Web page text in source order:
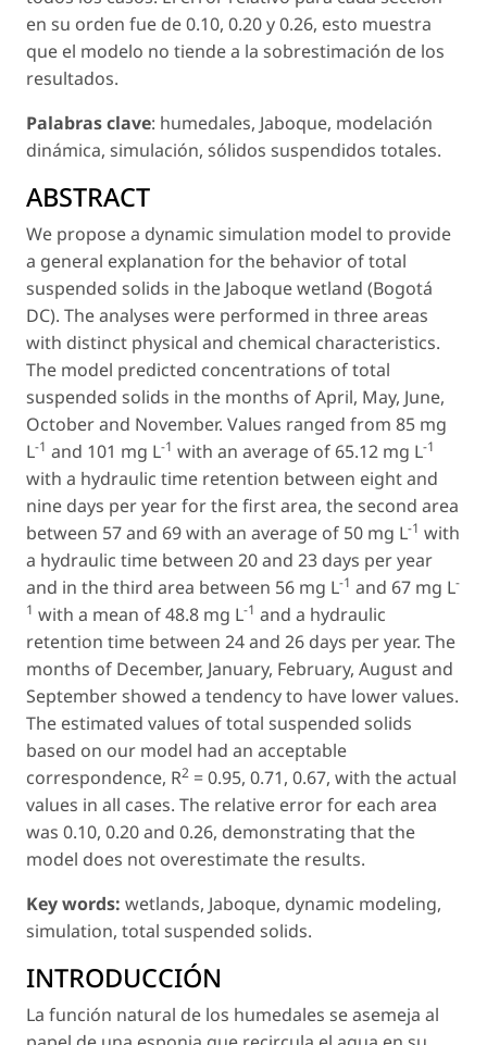
en su orden fue de 0.10, 0.20 y 0.26, esto muestra
que el modelo no tiende a la sobrestimación de los
resultados.
Palabras clave: humedales, Jaboque, modelación
dinámica, simulación, sólidos suspendidos totales.
ABSTRACT
We propose a dynamic simulation model to provide
a general explanation for the behavior of total
suspended solids in the Jaboque wetland (Bogotá
DC). The analyses were performed in three areas
with distinct physical and chemical characteristics.
The model predicted concentrations of total
suspended solids in the months of April, May, June,
October and November. Values ranged from 85 mg
L-1 and 101 mg L-1 with an average of 65.12 mg L-1
with a hydraulic time retention between eight and
nine days per year for the first area, the second area
between 57 and 69 with an average of 50 mg L-1 with
a hydraulic time between 20 and 23 days per year
and in the third area between 56 mg L-1 and 67 mg L-
1 with a mean of 48.8 mg L-1 and a hydraulic
retention time between 24 and 26 days per year. The
months of December, January, February, August and
September showed a tendency to have lower values.
The estimated values of total suspended solids
based on our model had an acceptable
correspondence, R2 = 0.95, 0.71, 0.67, with the actual
values in all cases. The relative error for each area
was 0.10, 0.20 and 0.26, demonstrating that the
model does not overestimate the results.
Key words: wetlands, Jaboque, dynamic modeling,
simulation, total suspended solids.
INTRODUCCIÓN
La función natural de los humedales se asemeja al